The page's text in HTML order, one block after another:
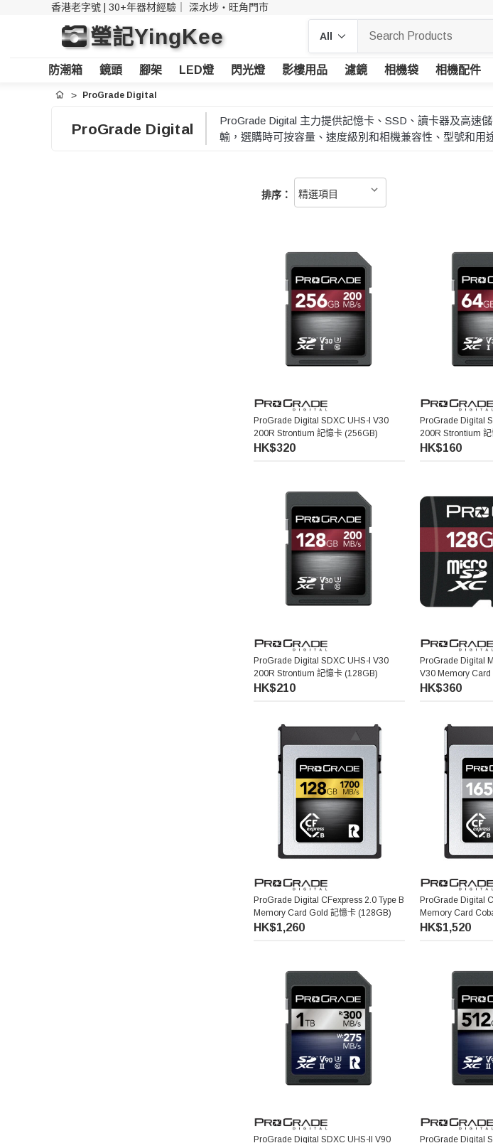
香港老字號 | 30+年器材經驗｜ 深水埗・旺角門市
瑩記YingKee
防潮箱 鏡頭 腳架 LED燈 閃光燈 影樓用品 濾鏡 相機袋 相機配件
首頁 ProGrade Digital
ProGrade Digital
ProGrade Digital 主力提供記憶卡、SSD、讀卡器及高速
輸，選購時可按容量、速度級別和相機兼容性、型號和用
排序：
ProGrade Digital SDXC UHS-I V30
200R Strontium 記憶卡 (256GB)
HK$320
ProGrade Digital
200R Strontium
HK$160
ProGrade Digital SDXC UHS-I V30
200R Strontium 記憶卡 (128GB)
HK$210
ProGrade Digital
V30 Memory Card
HK$360
ProGrade Digital CFexpress 2.0 Type B
Memory Card Gold 記憶卡 (128GB)
HK$1,260
ProGrade Digital
Memory Card
HK$1,520
ProGrade Digital SDXC UHS-II V90
ProGrade Digital